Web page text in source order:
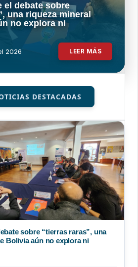
el debate sobre
una riqueza mineral
no explora ni
2026 LEER MÁS
DESTACADAS
sobre “tierras raras”, una
Bolivia aún no explora ni